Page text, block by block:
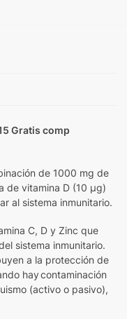
Gratis comp
de 1000 mg de
de vitamina D (10 µg)
al sistema inmunitario.
C, D y Zinc que
sistema inmunitario.
a la protección de
hay contaminación
(activo o pasivo),